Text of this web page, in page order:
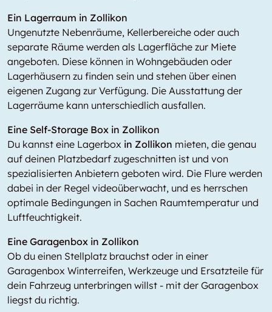
Ein Lagerraum in Zollikon
Ungenutzte Nebenräume, Kellerbereiche oder auch
separate Räume werden als Lagerfläche zur Miete
angeboten. Diese können in Wohngebäuden oder
Lagerhäusern zu finden sein und stehen über einen
eigenen Zugang zur Verfügung. Die Ausstattung der
Lagerräume kann unterschiedlich ausfallen.
Eine Self-Storage Box in Zollikon
Du kannst eine Lagerbox in Zollikon mieten, die genau
auf deinen Platzbedarf zugeschnitten ist und von
spezialisierten Anbietern geboten wird. Die Flure werden
dabei in der Regel videoüberwacht, und es herrschen
optimale Bedingungen in Sachen Raumtemperatur und
Luftfeuchtigkeit.
Eine Garagenbox in Zollikon
Ob du einen Stellplatz brauchst oder in einer
Garagenbox Winterreifen, Werkzeuge und Ersatzteile für
dein Fahrzeug unterbringen willst - mit der Garagenbox
liegst du richtig.